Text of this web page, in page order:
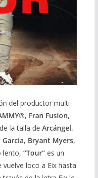
del productor multi-
Fran Fusion,
la talla de Arcángel,
Bryant Myers,
lento, “Tour”es un
loco a Eix hasta